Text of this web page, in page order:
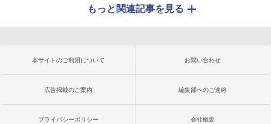
もっと関連記事を見る
本サイトのご利用について お問い合わせ
広告掲載のご案内 編集部へのご連絡
プライバシーポリシー 会社概要